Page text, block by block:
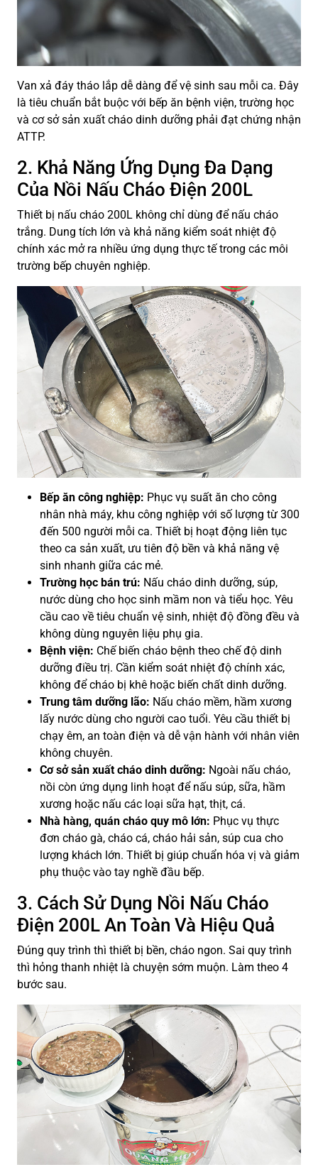
Van xả đáy tháo lắp dễ dàng để vệ sinh sau mỗi ca. Đây
là tiêu chuẩn bắt buộc với bếp ăn bệnh viện, trường học
và cơ sở sản xuất cháo dinh dưỡng phải đạt chứng nhận
ATTP.
2. Khả Năng Ứng Dụng Đa Dạng
Của Nồi Nấu Cháo Điện 200L
Thiết bị nấu cháo 200L không chỉ dùng để nấu cháo
trắng. Dung tích lớn và khả năng kiểm soát nhiệt độ
chính xác mở ra nhiều ứng dụng thực tế trong các môi
trường bếp chuyên nghiệp.
Bếp ăn công nghiệp: Phục vụ suất ăn cho công
nhân nhà máy, khu công nghiệp với số lượng từ 300
đến 500 người mỗi ca. Thiết bị hoạt động liên tục
theo ca sản xuất, ưu tiên độ bền và khả năng vệ
sinh nhanh giữa các mẻ.
Trường học bán trú: Nấu cháo dinh dưỡng, súp,
nước dùng cho học sinh mầm non và tiểu học. Yêu
cầu cao về tiêu chuẩn vệ sinh, nhiệt độ đồng đều và
không dùng nguyên liệu phụ gia.
Bệnh viện: Chế biến cháo bệnh theo chế độ dinh
dưỡng điều trị. Cần kiểm soát nhiệt độ chính xác,
không để cháo bị khê hoặc biến chất dinh dưỡng.
Trung tâm dưỡng lão: Nấu cháo mềm, hầm xương
lấy nước dùng cho người cao tuổi. Yêu cầu thiết bị
chạy êm, an toàn điện và dễ vận hành với nhân viên
không chuyên.
Cơ sở sản xuất cháo dinh dưỡng: Ngoài nấu cháo,
nồi còn ứng dụng linh hoạt để nấu súp, sữa, hầm
xương hoặc nấu các loại sữa hạt, thịt, cá.
Nhà hàng, quán cháo quy mô lớn: Phục vụ thực
đơn cháo gà, cháo cá, cháo hải sản, súp cua cho
lượng khách lớn. Thiết bị giúp chuẩn hóa vị và giảm
phụ thuộc vào tay nghề đầu bếp.
3. Cách Sử Dụng Nồi Nấu Cháo
Điện 200L An Toàn Và Hiệu Quả
Đúng quy trình thì thiết bị bền, cháo ngon. Sai quy trình
thì hỏng thanh nhiệt là chuyện sớm muộn. Làm theo 4
bước sau.